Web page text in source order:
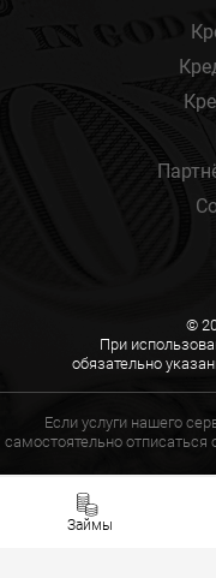
Займы
©
При
обязательно
Если услуги нашего
самостоятельно